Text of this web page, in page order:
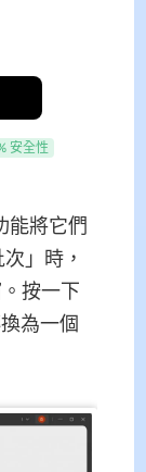
安全性
能將它們
」時，
按一下
為一個